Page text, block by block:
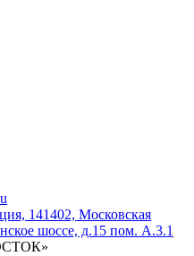
141402, Московская
шоссе, д.15 пом. А.3.1